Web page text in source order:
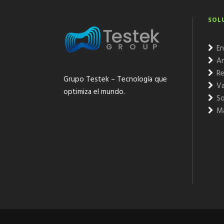
Grupo Testek – Tecnología que
optimiza el mundo.